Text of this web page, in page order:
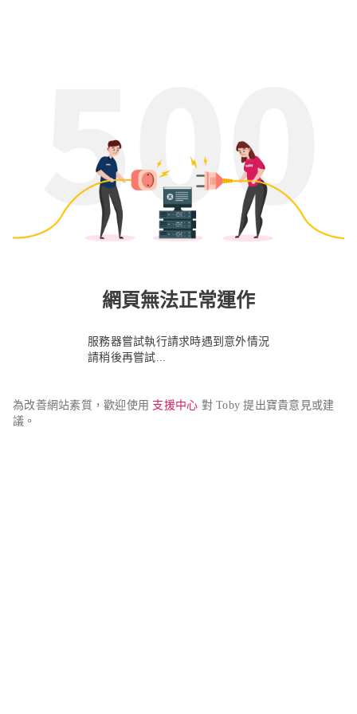
網頁無法正常運作
服務器嘗試執行請求時遇到意外情況
請稍後再嘗試...
為改善網站素質，歡迎使用 支援中心 對 Toby 提出寶貴意見或建
議。